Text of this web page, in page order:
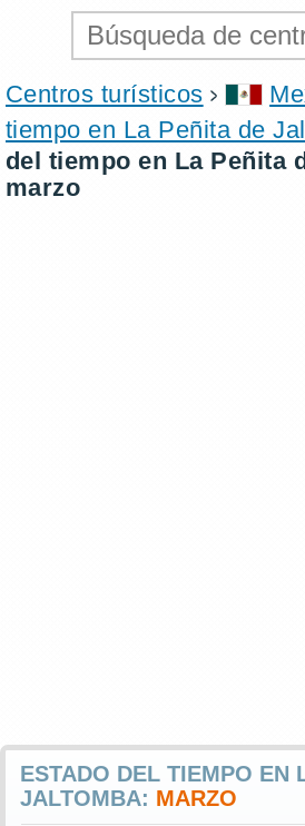
Centros turísticos
tiempo en La Peñita de
del tiempo en La Peñita
marzo
ESTADO DEL TIEMPO EN
JALTOMBA: MARZO